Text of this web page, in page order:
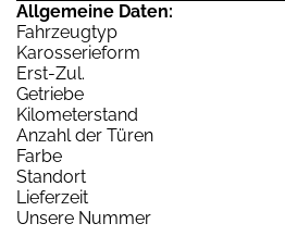
Allgemeine Daten:
Fahrzeugtyp
Karosserieform
Erst-Zul.
Getriebe
Kilometerstand
Anzahl der Türen
Farbe
Standort
Lieferzeit
Unsere Nummer